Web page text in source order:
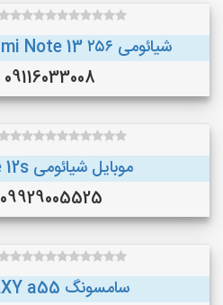
شیائومی Redmi Note 13 ۲۵۶ گیگابایت اصلی
09116033008 (رشت )
موبایل شیائومی Redmi Note 12s
09929005525 (گرگان )
سامسونگ GALAXY a55 ویتنام